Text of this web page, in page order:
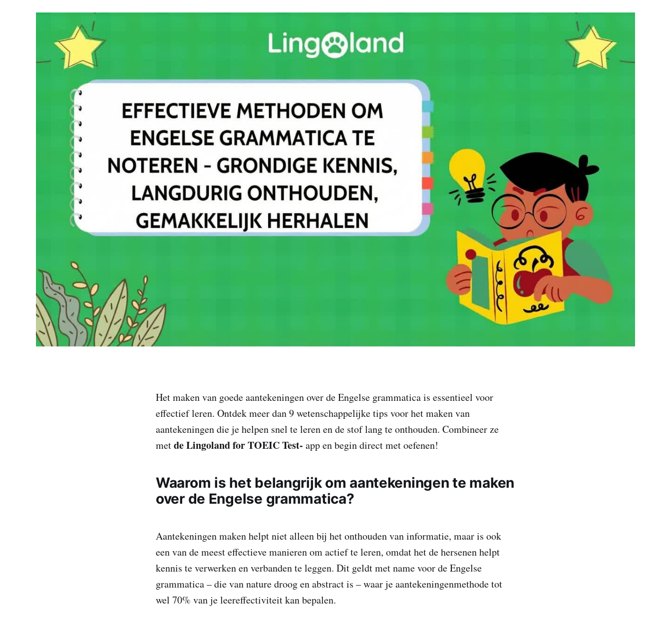
Het maken van goede aantekeningen over de Engelse grammatica is essentieel voor
effectief leren. Ontdek meer dan 9 wetenschappelijke tips voor het maken van
aantekeningen die je helpen snel te leren en de stof lang te onthouden. Combineer ze
metde Lingoland for TOEIC Test- app en begin direct met oefenen!
Waarom is het belangrijk om aantekeningen te maken
over de Engelse grammatica?
Aantekeningen maken helpt niet alleen bij het onthouden van informatie, maar is ook
een van de meest effectieve manieren om actief te leren, omdat het de hersenen helpt
kennis te verwerken en verbanden te leggen. Dit geldt met name voor de Engelse
grammatica – die van nature droog en abstract is – waar je aantekeningenmethode tot
wel 70% van je leereffectiviteit kan bepalen.